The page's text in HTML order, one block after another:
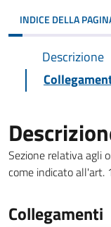
INDICE DELLA
Descrizione
Sezione relativa agli
come indicato all'art.
Collegamenti